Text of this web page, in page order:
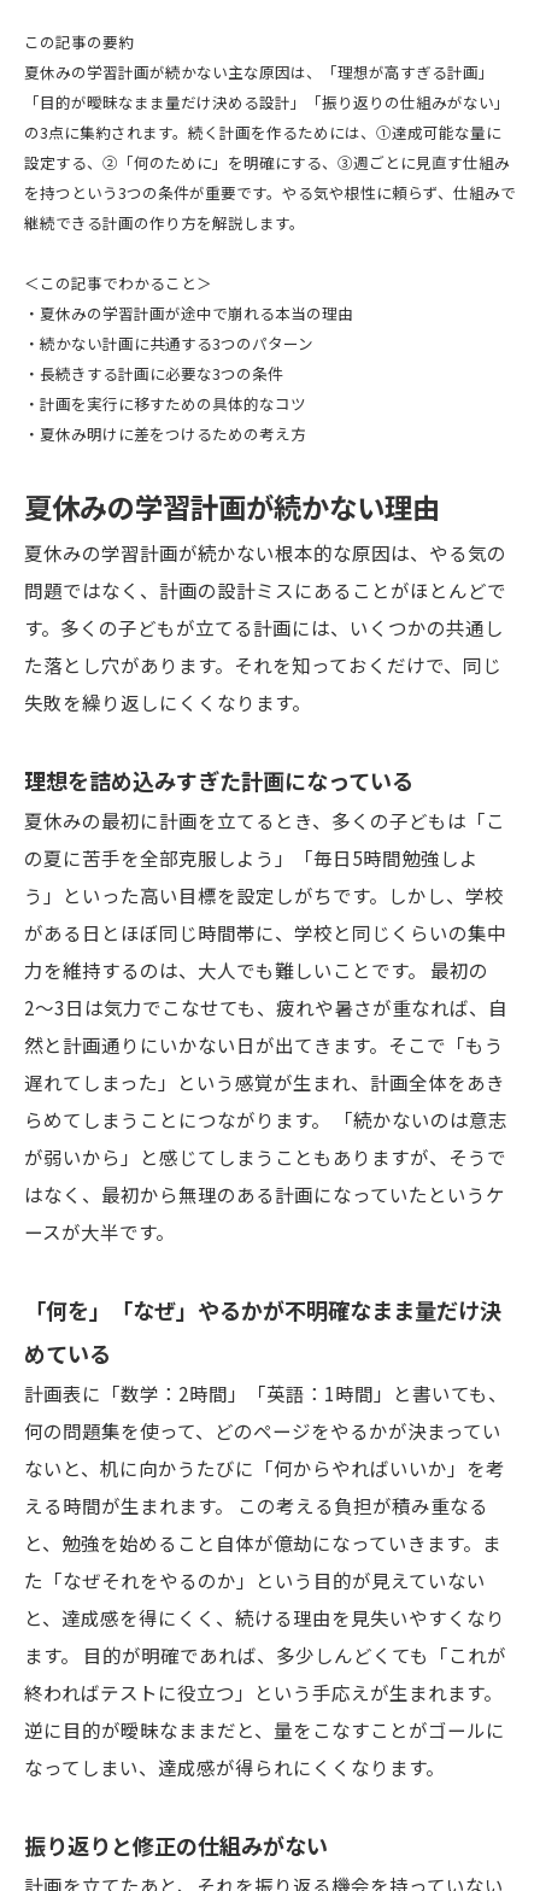
この記事の要約
夏休みの学習計画が続かない主な原因は、「理想が高すぎる計画」
「目的が曖昧なまま量だけ決める設計」「振り返りの仕組みがない」
の3点に集約されます。続く計画を作るためには、①達成可能な量に
設定する、②「何のために」を明確にする、③週ごとに見直す仕組み
を持つという3つの条件が重要です。やる気や根性に頼らず、仕組みで
継続できる計画の作り方を解説します。
＜この記事でわかること＞
・夏休みの学習計画が途中で崩れる本当の理由
・続かない計画に共通する3つのパターン
・長続きする計画に必要な3つの条件
・計画を実行に移すための具体的なコツ
・夏休み明けに差をつけるための考え方
夏休みの学習計画が続かない理由
夏休みの学習計画が続かない根本的な原因は、やる気の
問題ではなく、計画の設計ミスにあることがほとんどで
す。多くの子どもが立てる計画には、いくつかの共通し
た落とし穴があります。それを知っておくだけで、同じ
失敗を繰り返しにくくなります。
理想を詰め込みすぎた計画になっている
夏休みの最初に計画を立てるとき、多くの子どもは「こ
の夏に苦手を全部克服しよう」「毎日5時間勉強しよ
う」といった高い目標を設定しがちです。しかし、学校
がある日とほぼ同じ時間帯に、学校と同じくらいの集中
力を維持するのは、大人でも難しいことです。 最初の
2〜3日は気力でこなせても、疲れや暑さが重なれば、自
然と計画通りにいかない日が出てきます。そこで「もう
遅れてしまった」という感覚が生まれ、計画全体をあき
らめてしまうことにつながります。 「続かないのは意志
が弱いから」と感じてしまうこともありますが、そうで
はなく、最初から無理のある計画になっていたというケ
ースが大半です。
「何を」「なぜ」やるかが不明確なまま量だけ決
めている
計画表に「数学：2時間」「英語：1時間」と書いても、
何の問題集を使って、どのページをやるかが決まってい
ないと、机に向かうたびに「何からやればいいか」を考
える時間が生まれます。 この考える負担が積み重なる
と、勉強を始めること自体が億劫になっていきます。ま
た「なぜそれをやるのか」という目的が見えていない
と、達成感を得にくく、続ける理由を見失いやすくなり
ます。 目的が明確であれば、多少しんどくても「これが
終わればテストに役立つ」という手応えが生まれます。
逆に目的が曖昧なままだと、量をこなすことがゴールに
なってしまい、達成感が得られにくくなります。
振り返りと修正の仕組みがない
計画を立てたあと、それを振り返る機会を持っていない